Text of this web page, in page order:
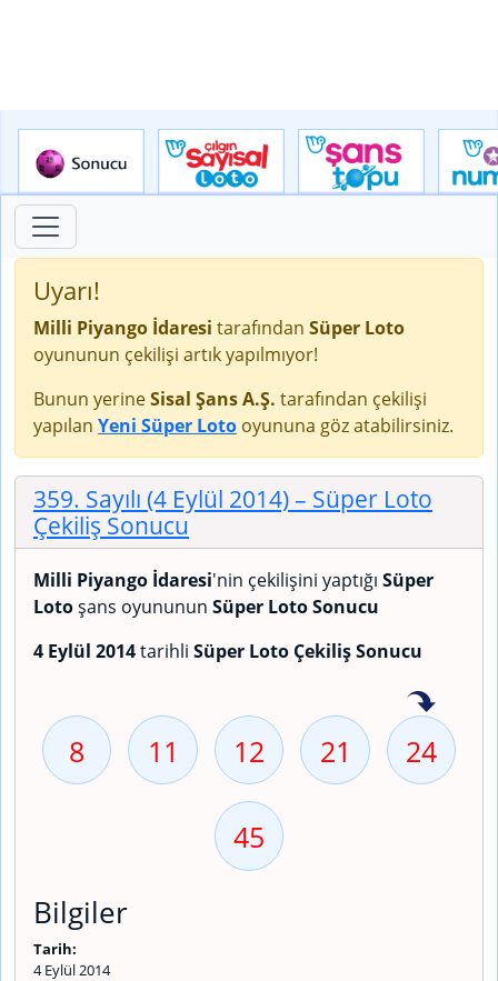
Uyarı!
Milli Piyango İdaresi tarafından Süper Loto
oyununun çekilişi artık yapılmıyor!
Bunun yerineSisal Şans A.Ş. tarafından çekilişi
yapılan Yeni Süper Loto oyununa göz atabilirsiniz.
359. Sayılı (4 Eylül 2014)– Süper Loto
Çekiliş Sonucu
Milli Piyango İdaresi'nin çekilişini yaptığı Süper
Lotoşans oyununun Süper Loto Sonucu
4 Eylül 2014tarihli Süper Loto Çekiliş Sonucu
8 11 12 21 24
45
Bilgiler
Tarih:
4 Eylül 2014